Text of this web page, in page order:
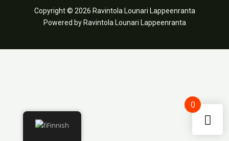
Copyright © 2026 Ravintola Lounari Lappeenranta
Powered by Ravintola Lounari Lappeenranta
Finnish
0